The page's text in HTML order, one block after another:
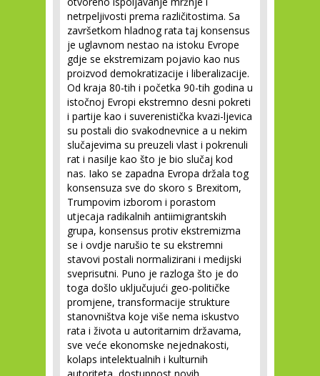
netrpeljivosti prema različitostima. Sa
završetkom hladnog rata taj konsensus
je uglavnom nestao na istoku Evrope
gdje se ekstremizam pojavio kao nus
proizvod demokratizacije i liberalizacije.
Od kraja 80-tih i početka 90-tih godina u
istočnoj Evropi ekstremno desni pokreti
i partije kao i suverenistička kvazi-ljevica
su postali dio svakodnevnice a u nekim
slučajevima su preuzeli vlast i pokrenuli
rat i nasilje kao što je bio slučaj kod
nas. Iako se zapadna Evropa držala tog
konsensuza sve do skoro s Brexitom,
Trumpovim izborom i porastom
utjecaja radikalnih antiimigrantskih
grupa, konsensus protiv ekstremizma
se i ovdje narušio te su ekstremni
stavovi postali normalizirani i medijski
sveprisutni. Puno je razloga što je do
toga došlo uključujući geo-političke
promjene, transformacije strukture
stanovništva koje više nema iskustvo
rata i života u autoritarnim državama,
sve veće ekonomske nejednakosti,
kolaps intelektualnih i kulturnih